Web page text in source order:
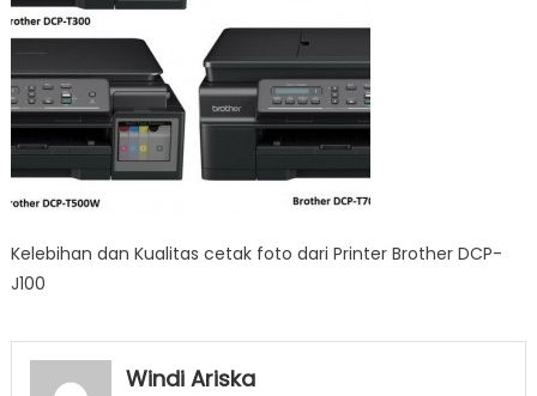
Kelebihan dan Kualitas cetak foto dari Printer Brother DCP-
J100
Windi Ariska